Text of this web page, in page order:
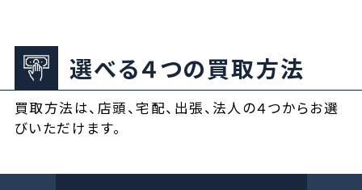
選べる４つの買取方法
買取方法は、店頭、宅配、出張、法人の４つからお選
びいただけます。